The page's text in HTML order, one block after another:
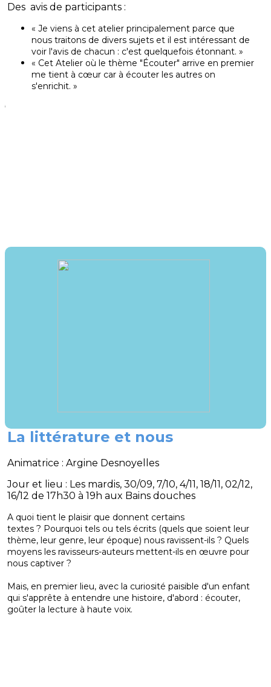
Des avis de participants :
« Je viens à cet atelier principalement parce que
nous traitons de divers sujets et il est intéressant de
voir l'avis de chacun : c'est quelquefois étonnant. »
« Cet Atelier où le thème "Écouter" arrive en premier
me tient à cœur car à écouter les autres on
s'enrichit. »
La littérature et nous
Animatrice : Argine Desnoyelles
Jour et lieu : Les mardis, 30/09, 7/10, 4/11, 18/11, 02/12,
16/12 de 17h30 à 19h aux Bains douches
A quoi tient le plaisir que donnent certains
textes ? Pourquoi tels ou tels écrits (quels que soient leur
thème, leur genre, leur époque) nous ravissent-ils ? Quels
moyens les ravisseurs-auteurs mettent-ils en œuvre pour
nous captiver ?
Mais, en premier lieu, avec la curiosité paisible d'un enfant
qui s'apprête à entendre une histoire, d'abord : écouter,
goûter la lecture à haute voix.